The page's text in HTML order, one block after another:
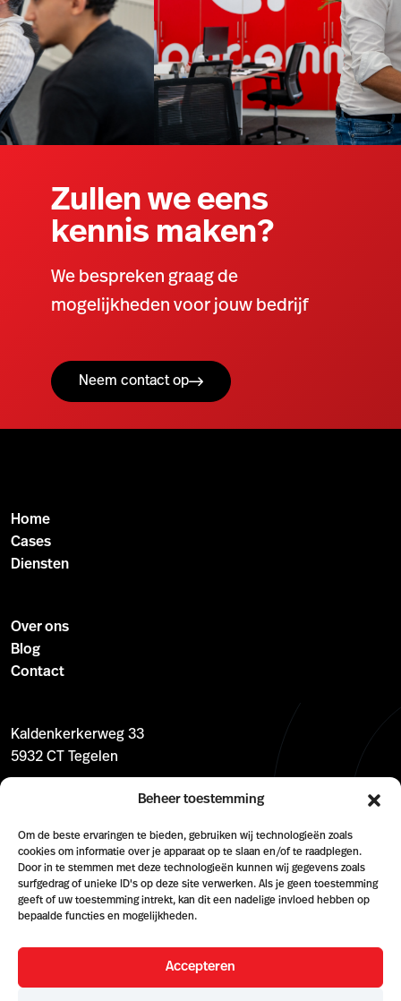
Beheer toestemming
Om de beste ervaringen te bieden, gebruiken wij technologieën zoals
cookies om informatie over je apparaat op te slaan en/of te raadplegen.
Door in te stemmen met deze technologieën kunnen wij gegevens zoals
surfgedrag of unieke ID's op deze site verwerken. Als je geen toestemming
geeft of uw toestemming intrekt, kan dit een nadelige invloed hebben op
bepaalde functies en mogelijkheden.
Accepteren
Zullen we eens
kennis maken?
We bespreken graag de
mogelijkheden voor jouw bedrijf
Neem contact op
Home
Cases
Diensten
Over ons
Blog
Contact
Kaldenkerkerweg 33
5932 CT Tegelen
support@appcomm.nl
+31 (0) 77 302 0028